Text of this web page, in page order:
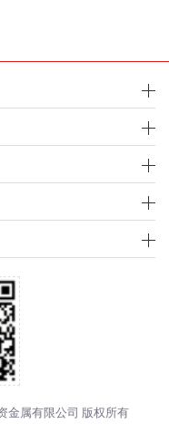
金属有限公司 版权所有